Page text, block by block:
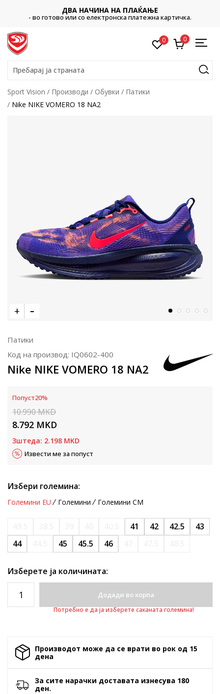
ДВА НАЧИНА НА ПЛАЌАЊЕ
- во готово или со електронска платежна картичка.
0 0
Пребарај ја страната
Sport Vision Производи Обувки
Патики
Nike NIKE VOMERO 18 NA2
Патики
Код на производ: IQ0602-400
Nike NIKE VOMERO 18 NA2
Попуст20%
10.990MKD
8.792 MKD
Зштеда: 2.198 MKD
Извести ме за попуст
Избери големина:
Големини EU Големини Големини CM
41 42 42.5
43
44
45 45.5 46
Изберете ја количината:
Додади во корпа
Потребно е да ја изберете саканата големина!
Производот може да се врати во рок од 15
денa
За сите нарачки доставата изнесува 180
ден.